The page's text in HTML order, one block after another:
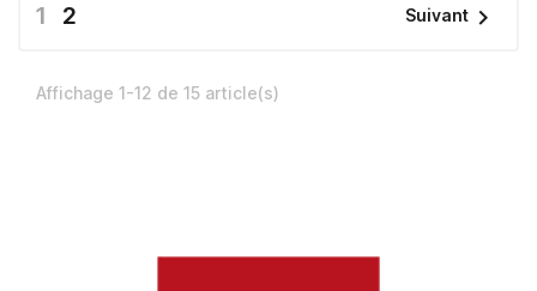
1 2 Suivant 
Affichage 1-12 de 15 article(s)